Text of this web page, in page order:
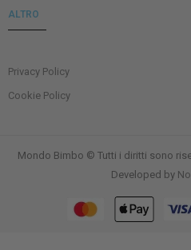
ALTRO
Privacy Policy
Cookie Policy
Mondo Bimbo © Tutti i diritti sono
Developed by